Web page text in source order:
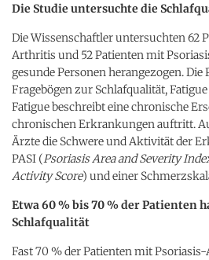
Die Studie untersuchte die
Die Wissenschaftler untersuchten 62
Arthritis und 52 Patienten mit
gesunde Personen herangezogen.
Fragebögen zur Schlafqualität,
Fatigue beschreibt eine chronische
chronischen Erkrankungen auftritt.
Ärzte die Schwere und Aktivität der
PASI (Psoriasis Area and Severity
Activity Score) und einer
Etwa 60 % bis 70 % der Patienten
Schlafqualität
Fast 70 % der Patienten mit